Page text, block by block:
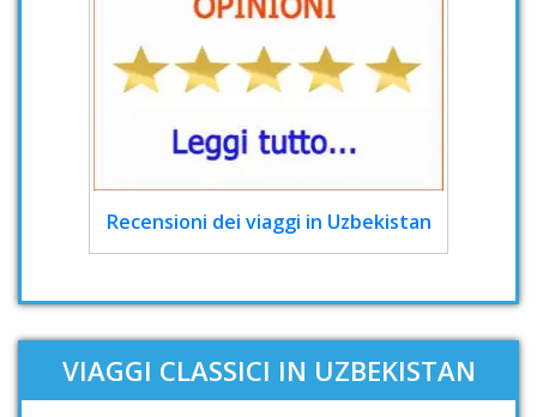
Recensioni dei viaggi in Uzbekistan
VIAGGI CLASSICI IN UZBEKISTAN